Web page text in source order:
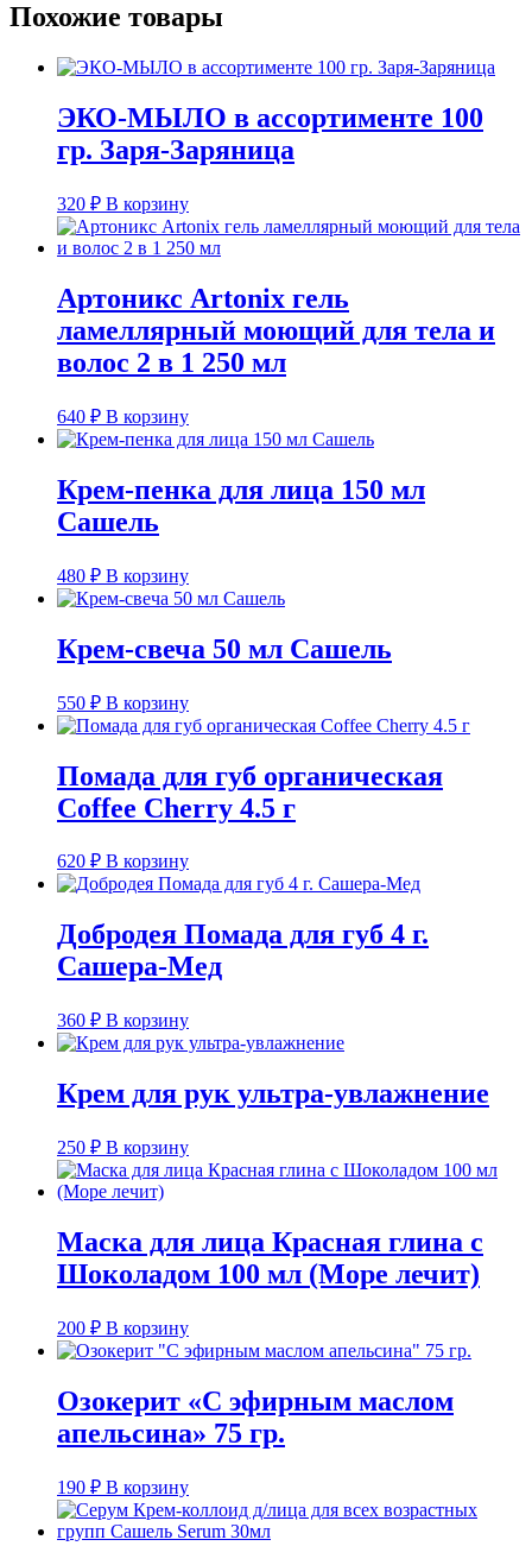
Похожие товары
ЭКО-МЫЛО в ассортименте 100
гр. Заря-Заряница
320 ₽ В корзину
Артоникс Artonix гель
ламеллярный моющий для тела и
волос 2 в 1 250 мл
640 ₽ В корзину
Крем-пенка для лица 150 мл
Сашель
480 ₽ В корзину
Крем-свеча 50 мл Сашель
550 ₽ В корзину
Помада для губ органическая
Coffee Cherry 4.5 г
620 ₽ В корзину
Добродея Помада для губ 4 г.
Сашера-Мед
360 ₽ В корзину
Крем для рук ультра-увлажнение
250 ₽ В корзину
Маска для лица Красная глина с
Шоколадом 100 мл (Море лечит)
200 ₽ В корзину
Озокерит «С эфирным маслом
апельсина» 75 гр.
190 ₽ В корзину